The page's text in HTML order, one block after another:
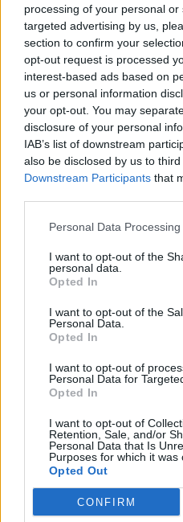
processing of your personal
targeted advertising by us,
section to confirm your
opt-out request is processed
interest-based ads based on
us or personal information
your opt-out. You may
disclosure of your personal
IAB’s list of downstream
also be disclosed by us to
Downstream Participants that
Personal Data
I want to opt-out of the
personal data.
Opted In
I want to opt-out of the
Personal Data.
Opted In
I want to opt-out of
Personal Data for
Opted In
I want to opt-out of
Retention, Sale, and/or
Personal Data that Is
Purposes for which it was
Opted Out
CONFIRM
der stod forrest i køen
stået i kø i over fire
siger formanden for
Alt håb er ikke ude.
med billet forhindret i at
så kan man være heldig
Alle kan i øvrigt komme
grisene er fortæret. Her
klokken 2 til musik af
tæller de oprindelige
Michael Hardinger og
Efter grisefesten fredag
programmet i festteltet.
der blandt andet har
dommer i X-factor
der ligeledes har flere
Kris Jensen gør
fyldt 18 år for at være
aldersgrænsen lørdag
Aktuelt
Nordjysk
med sin opfindelse
Asbjørn Hansen
07. august 2026 kl. 06.01
AALESTRUP: Danmarks
rummer mange